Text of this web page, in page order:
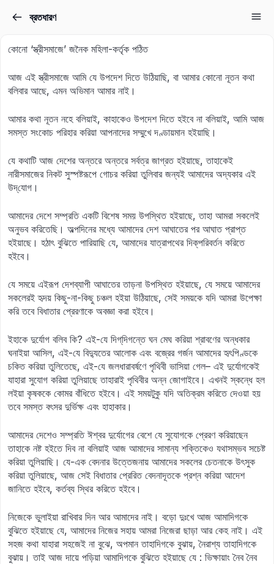
ব্রতধারণ
কোনো ‘স্ত্রীসমাজে’ জনৈক মহিলা-কর্তৃক পঠিত
আজ এই স্ত্রীসমাজে আমি যে উপদেশ দিতে উঠিয়াছি, বা আমার কোনো নূতন কথা
বলিবার আছে, এমন অভিমান আমার নাই।
আমার কথা নূতন নহে বলিয়াই, কাহাকেও উপদেশ দিতে হইবে না বলিয়াই, আমি আজ
সমস্ত সংকোচ পরিহার করিয়া আপনাদের সম্মুখে দণ্ডায়মান হইয়াছি।
যে কথাটি আজ দেশের অন্তরে অন্তরে সর্বত্র জাগ্রত হইয়াছে, তাহাকেই
নারীসমাজের নিকট সুস্পষ্টরূপে গোচর করিয়া তুলিবার জন্যই আমাদের অদ্যকার এই
উদ্‌যোগ।
আমাদের দেশে সম্প্রতি একটি বিশেষ সময় উপস্থিত হইয়াছে, তাহা আমরা সকলেই
অনুভব করিতেছি। অল্পদিনের মধ্যে আমাদের দেশ আঘাতের পর আঘাত প্রাপ্ত
হইয়াছে। হঠাৎ বুঝিতে পারিয়াছি যে, আমাদের যাত্রাপথের দিক্‌পরিবর্তন করিতে
হইবে।
যে সময়ে এইরূপ দেশব্যাপী আঘাতের তাড়না উপস্থিত হইয়াছে, যে সময়ে আমাদের
সকলেরই হৃদয় কিছু-না-কিছু চঞ্চল হইয়া উঠিয়াছে, সেই সময়কে যদি আমরা উপেক্ষা
করি তবে বিধাতার প্রেরণাকে অবজ্ঞা করা হইবে।
ইহাকে দুর্যোগ বলিব কি? এই-যে দিগ্‌দিগন্তে ঘন মেঘ করিয়া শ্রাবণের অন্ধকার
ঘনাইয়া আসিল, এই-যে বিদ্যুতের আলোক এবং বজ্রের গর্জন আমাদের হৃৎপিণ্ডকে
চকিত করিয়া তুলিতেছে, এই-যে জলধারাবর্ষণে পৃথিবী ভাসিয়া গেল– এই দুর্যোগকেই
যাহারা সুযোগ করিয়া তুলিয়াছে তাহারাই পৃথিবীর অন্ন জোগাইবে। এখনই স্কন্ধে হল
লইয়া কৃষককে কোমর বাঁধিতে হইবে। এই সময়টুকু যদি অতিক্রম করিতে দেওয়া হয়
তবে সমস্ত বৎসর দুর্ভিক্ষ এবং হাহাকার।
আমাদের দেশেও সম্প্রতি ঈশ্বর দুর্যোগের বেশে যে সুযোগকে প্রেরণ করিয়াছেন
তাহাকে নষ্ট হইতে দিব না বলিয়াই আজ আমাদের সামান্য শক্তিকেও যথাসম্ভব সচেষ্ট
করিয়া তুলিয়াছি। যে-এক বেদনার উত্তেজনায় আমাদের সকলের চেতনাকে উৎসুক
করিয়া তুলিয়াছে, আজ সেই বিধাতার প্রেরিত বেদনাদূতকে প্রশ্ন করিয়া আদেশ
জানিতে হইবে, কর্তব্য স্থির করিতে হইবে।
নিজেকে ভুলাইয়া রাখিবার দিন আর আমাদের নাই। বড়ো দুঃখে আজ আমাদিগকে
বুঝিতে হইয়াছে যে, আমাদের নিজের সহায় আমরা নিজেরা ছাড়া আর কেহ নাই। এই
সহজ কথা যাহারা সহজেই না বুঝে, অপমান তাহাদিগকে বুঝায়, নৈরাশ্য তাহাদিগকে
বুঝায়। তাই আজ দায়ে পড়িয়া আমাদিগকে বুঝিতে হইয়াছে যে : ভিক্ষায়াং নৈব নৈব
Don’t have an account? Sign up
Remember me Lost your password?